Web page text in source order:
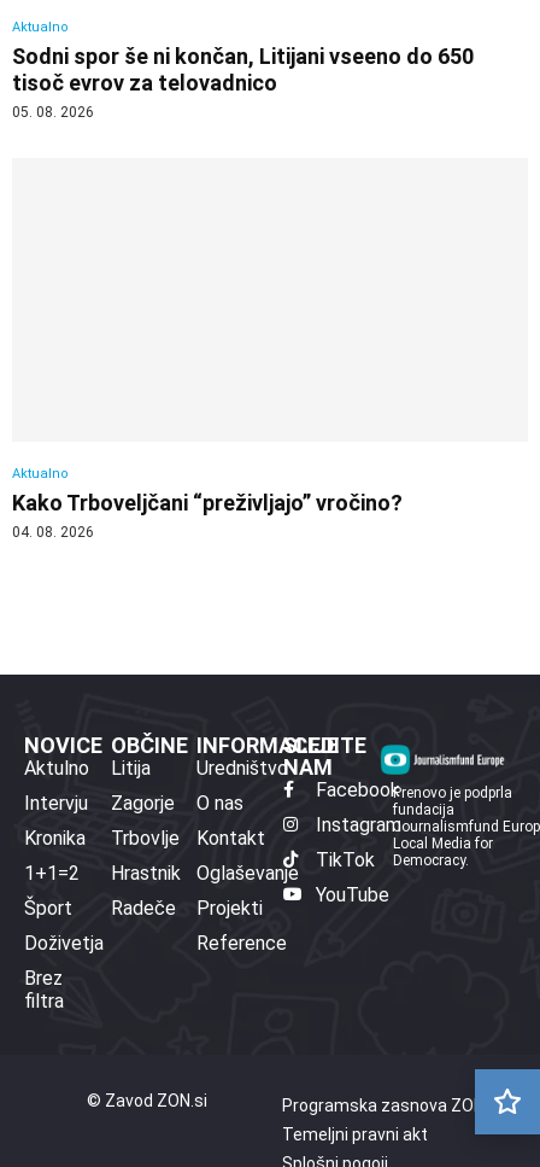
Aktualno
Sodni spor še ni končan, Litijani vseeno do 650
tisoč evrov za telovadnico
05. 08. 2026
Aktualno
Kako Trboveljčani “preživljajo” vročino?
04. 08. 2026
NOVICE
Aktulno
Intervju
Kronika
1+1=2
Šport
Doživetja
Brez
filtra
OBČINE
Litija
Zagorje
Trbovlje
Hrastnik
Radeče
INFORMACIJE
Uredništvo
O nas
Kontakt
Oglaševanje
Projekti
Reference
SLEDITE
NAM
Facebook
Instagram
TikTok
YouTube
Prenovo je podprla
fundacija
Journalismfund
Local Media for
Democracy.
© Zavod ZON.si
Programska zasnova ZON
Temeljni pravni akt